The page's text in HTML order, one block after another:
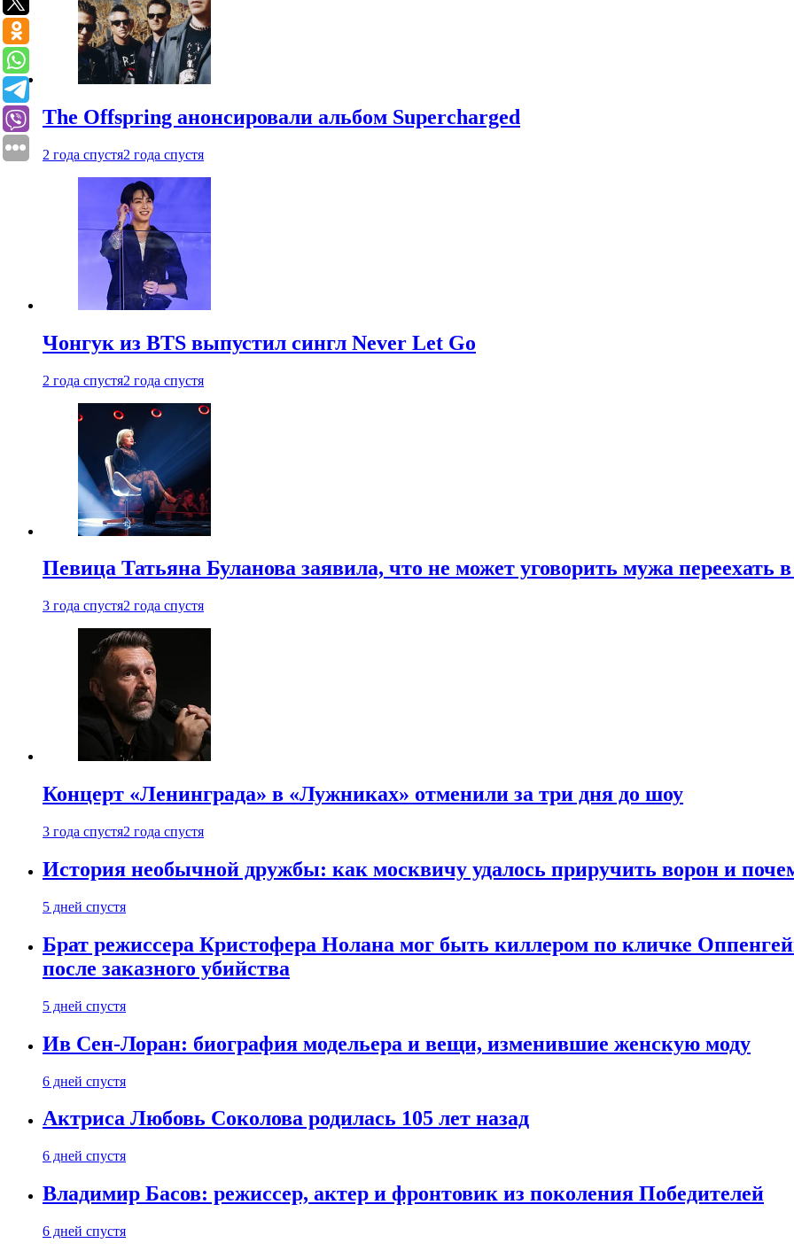
The Offspring анонсировали альбом Supercharged
2 года спустя2 года спустя
Чонгук из BTS выпустил сингл Never Let Go
2 года спустя2 года спустя
Певица Татьяна Буланова заявила, что не может уговорить мужа переехать
3 года спустя2 года спустя
Концерт «Ленинграда» в «Лужниках» отменили за три дня до шоу
3 года спустя2 года спустя
История необычной дружбы: как москвичу удалось приручить ворон и
5 дней спустя
Брат режиссера Кристофера Нолана мог быть киллером по кличке
после заказного убийства
5 дней спустя
Ив Сен-Лоран: биография модельера и вещи, изменившие женскую моду
6 дней спустя
Актриса Любовь Соколова родилась 105 лет назад
6 дней спустя
Владимир Басов: режиссер, актер и фронтовик из поколения Победителей
6 дней спустя